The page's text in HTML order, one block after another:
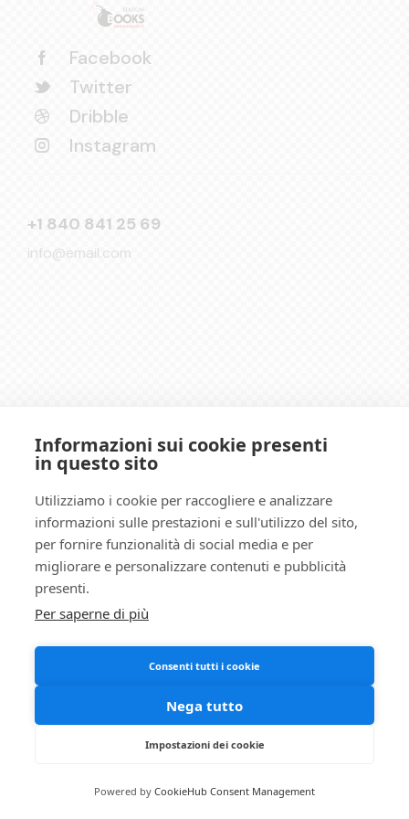
Facebook
Twitter
Dribble
Instagram
+1 840 841 25 69
info@email.com
Informazioni sui cookie presenti
in questo sito
Utilizziamo i cookie per raccogliere e analizzare
informazioni sulle prestazioni e sull'utilizzo del sito,
per fornire funzionalità di social media e per
migliorare e personalizzare contenuti e pubblicità
presenti.
Per saperne di più
Consenti tutti i cookie
Nega tutto
Impostazioni dei cookie
Powered by CookieHub Consent Management